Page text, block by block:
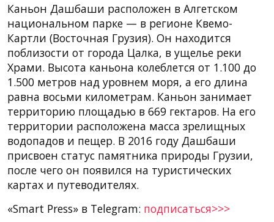
Каньон Дашбаши расположен в Алгетском
национальном парке — в регионе Квемо-
Картли (Восточная Грузия). Он находится
поблизости от города Цалка, в ущелье реки
Храми. Высота каньона колеблется от 1.100 до
1.500 метров над уровнем моря, а его длина
равна восьми километрам. Каньон занимает
территорию площадью в 669 гектаров. На его
территории расположена масса зрелищных
водопадов и пещер. В 2016 году Дашбаши
присвоен статус памятника природы Грузии,
после чего он появился на туристических
картах и путеводителях.
«Smart Press» в Telegram: подписаться>>>